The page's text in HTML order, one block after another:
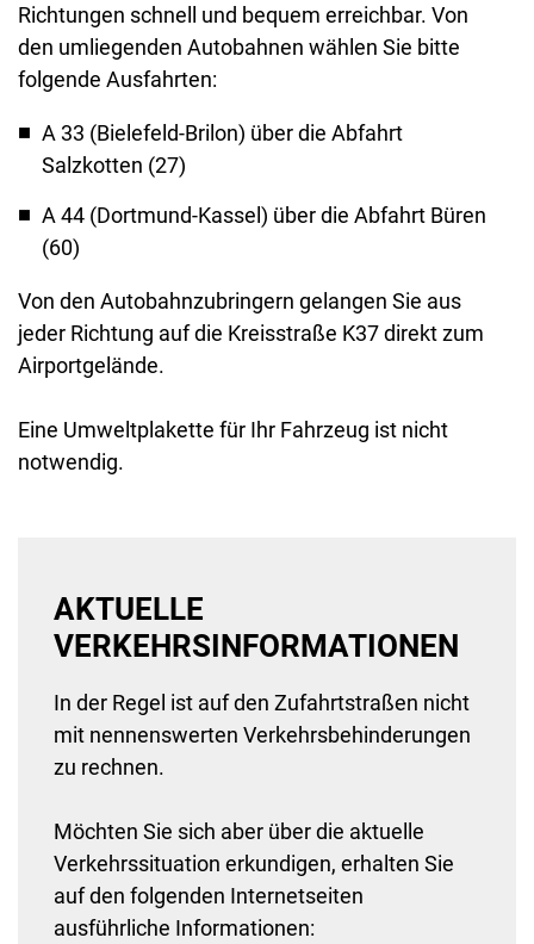
Richtungen schnell und bequem erreichbar. Von
den umliegenden Autobahnen wählen Sie bitte
folgende Ausfahrten:
A 33 (Bielefeld-Brilon) über die Abfahrt
Salzkotten (27)
A 44 (Dortmund-Kassel) über die Abfahrt Büren
(60)
Von den Autobahnzubringern gelangen Sie aus
jeder Richtung auf die Kreisstraße K37 direkt zum
Airportgelände.
Eine Umweltplakette für Ihr Fahrzeug ist nicht
notwendig.
AKTUELLE
VERKEHRSINFORMATIONEN
In der Regel ist auf den Zufahrtstraßen nicht
mit nennenswerten Verkehrsbehinderungen
zu rechnen.
Möchten Sie sich aber über die aktuelle
Verkehrssituation erkundigen, erhalten Sie
auf den folgenden Internetseiten
ausführliche Informationen: